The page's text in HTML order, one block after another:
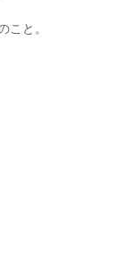
こと。